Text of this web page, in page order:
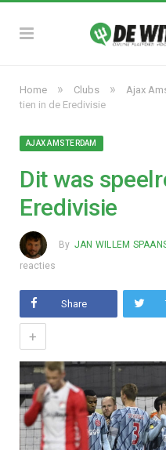
Home » Clubs » Ajax
tien in de Eredivisie
AJAX AMSTERDAM
Dit was
Eredivisie
By JAN WILLEM
reacties
Share
+